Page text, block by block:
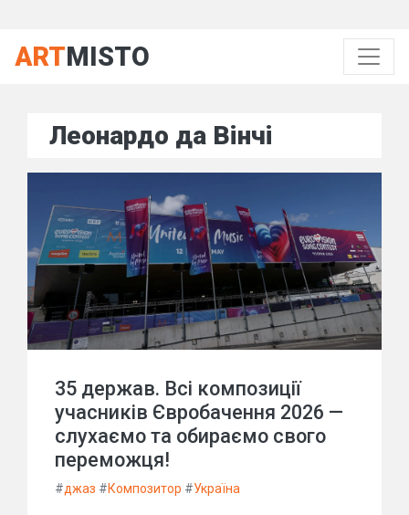
ARTMISTO
Леонардо да Вінчі
35 держав. Всі композиції
учасників Євробачення 2026 —
слухаємо та обираємо свого
переможця!
#джаз #Композитор #Україна